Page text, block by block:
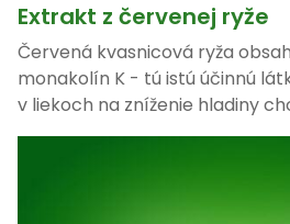
Extrakt z červenej ryže
Červená kvasnicová ryža
monakolín K - tú istú účinnú
v liekoch na zníženie hladiny